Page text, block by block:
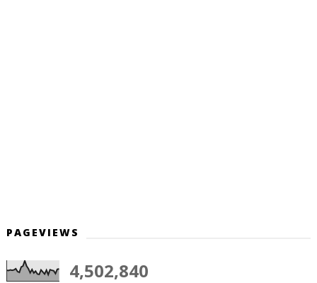
PAGEVIEWS
4,502,840